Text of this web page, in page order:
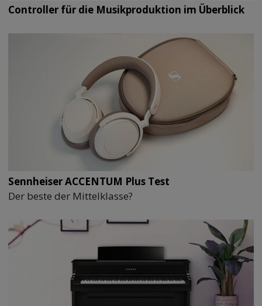
Controller für die Musikproduktion im Überblick
Sennheiser ACCENTUM Plus Test
Der beste der Mittelklasse?